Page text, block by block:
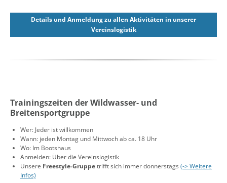
Details und Anmeldung zu allen Aktivitäten in unserer
Vereinslogistik
Trainingszeiten der Wildwasser- und
Breitensportgruppe
Wer: Jeder ist willkommen
Wann: jeden Montag und Mittwoch ab ca. 18 Uhr
Wo: Im Bootshaus
Anmelden: Über die Vereinslogistik
Unsere Freestyle-Gruppetrifft sich immer donnerstags (-> Weitere
Infos)